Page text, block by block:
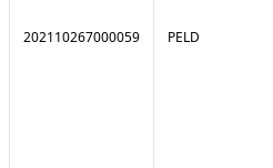
202110267000059 PELD